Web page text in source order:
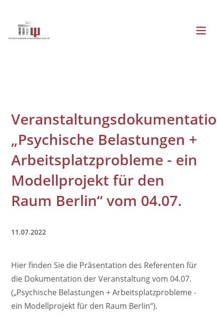
Inhalt
Menü
„Psychische Belastungen +
Arbeitsplatzprobleme - ein
Modellprojekt für den
Raum Berlin“ vom 04.07.
11.07.2022
Hier finden Sie die Präsentation des Referenten für
die Dokumentation der Veranstaltung vom 04.07.
(„Psychische Belastungen + Arbeitsplatzprobleme -
ein Modellprojekt für den Raum Berlin“).